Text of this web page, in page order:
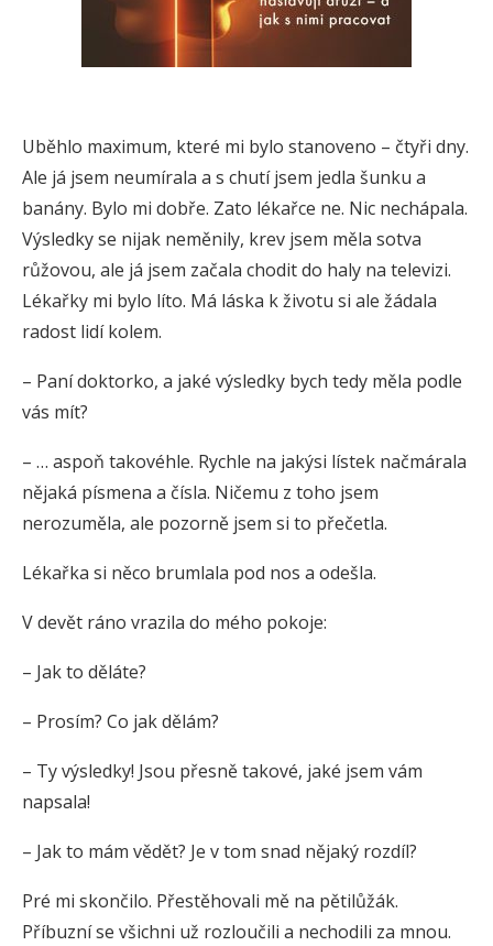
Uběhlo maximum, které mi bylo stanoveno – čtyři dny.
Ale já jsem neumírala a s chutí jsem jedla šunku a
banány. Bylo mi dobře. Zato lékařce ne. Nic nechápala.
Výsledky se nijak neměnily, krev jsem měla sotva
růžovou, ale já jsem začala chodit do haly na televizi.
Lékařky mi bylo líto. Má láska k životu si ale žádala
radost lidí kolem.
– Paní doktorko, a jaké výsledky bych tedy měla podle
vás mít?
– … aspoň takovéhle. Rychle na jakýsi lístek načmárala
nějaká písmena a čísla. Ničemu z toho jsem
nerozuměla, ale pozorně jsem si to přečetla.
Lékařka si něco brumlala pod nos a odešla.
V devět ráno vrazila do mého pokoje:
– Jak to děláte?
– Prosím? Co jak dělám?
– Ty výsledky! Jsou přesně takové, jaké jsem vám
napsala!
– Jak to mám vědět? Je v tom snad nějaký rozdíl?
Pré mi skončilo. Přestěhovali mě na pětilůžák.
Příbuzní se všichni už rozloučili a nechodili za mnou.